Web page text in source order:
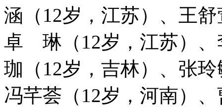
涵（12岁，江苏）、王
卓 琳（12岁，江苏）
珈（12岁，吉林）、张
冯芊荟（12岁，河南）